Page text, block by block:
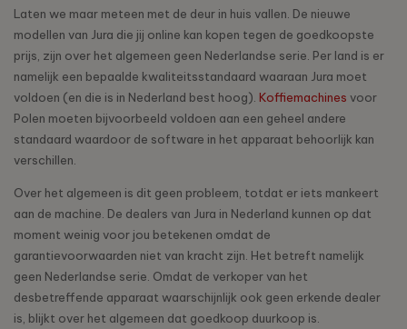
Laten we maar meteen met de deur in huis vallen. De nieuwe
modellen van Jura die jij online kan kopen tegen de goedkoopste
prijs, zijn over het algemeen geen Nederlandse serie. Per land is er
namelijk een bepaalde kwaliteitsstandaard waaraan Jura moet
voldoen (en die is in Nederland best hoog). Koffiemachines voor
Polen moeten bijvoorbeeld voldoen aan een geheel andere
standaard waardoor de software in het apparaat behoorlijk kan
verschillen.
Over het algemeen is dit geen probleem, totdat er iets mankeert
aan de machine. De dealers van Jura in Nederland kunnen op dat
moment weinig voor jou betekenen omdat de
garantievoorwaarden niet van kracht zijn. Het betreft namelijk
geen Nederlandse serie. Omdat de verkoper van het
desbetreffende apparaat waarschijnlijk ook geen erkende dealer
is, blijkt over het algemeen dat goedkoop duurkoop is.